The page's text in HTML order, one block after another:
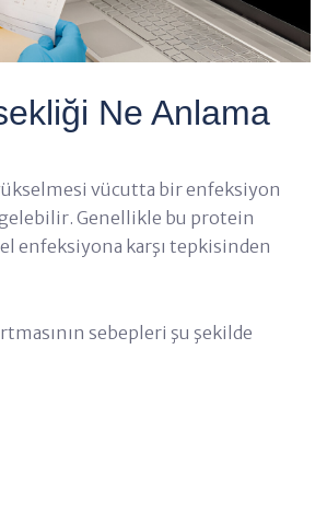
Ne Anlama
vücutta bir enfeksiyon
Genellikle bu protein
enfeksiyona karşı tepkisinden
sebepleri şu şekilde